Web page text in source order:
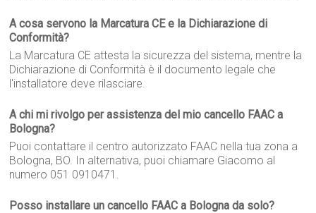
A cosa servono la Marcatura CE e la Dichiarazione di
Conformità?
La Marcatura CE attesta la sicurezza del sistema, mentre la
Dichiarazione di Conformità è il documento legale che
l'installatore deve rilasciare.
A chi mi rivolgo per assistenza del mio cancello FAAC a
Bologna?
Puoi contattare il centro autorizzato FAAC nella tua zona a
Bologna, BO. In alternativa, puoi chiamare Giacomo al
numero 051 0910471.
Posso installare un cancello FAAC a Bologna da solo?